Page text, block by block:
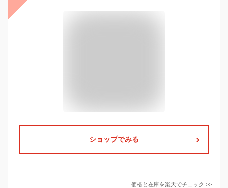
ショップでみる
価格と在庫を楽天でチェック >>